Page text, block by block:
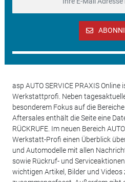
asp AUTO SERVICE PRAXIS
Werkstattprofi. Neben
besonderem Fokus auf die
Aftersales enthält die Seite eine
RÜCKRUFE. Im neuen Bereich
Werkstatt-Profi einen Überblick
und Automodelle mit allen
sowie Rückruf- und
wichtigen Artikel, Bilder und Videos